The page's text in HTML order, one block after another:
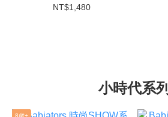
NT$1,480
小時代系列
8歲+